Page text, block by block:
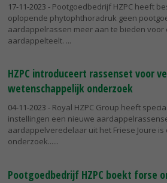
17-11-2023 - Pootgoedbedrijf HZPC heeft
oplopende phytophthoradruk geen
aardappelrassen meer aan te bieden voor
aardappelteelt.
HZPC introduceert rassenset voor
wetenschappelijk onderzoek
04-11-2023 - Royal HZPC Group heeft
instellingen een nieuwe
aardappelveredelaar uit het Friese Joure
onderzoek...
Pootgoedbedrijf HZPC boekt forse